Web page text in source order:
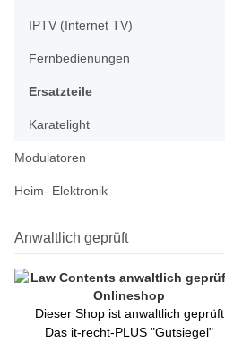
IPTV (Internet TV)
Fernbedienungen
Ersatzteile
Karatelight
Modulatoren
Heim- Elektronik
Anwaltlich geprüft
Dieser Shop ist anwaltlich geprüft
Das it-recht-PLUS "Gutsiegel"